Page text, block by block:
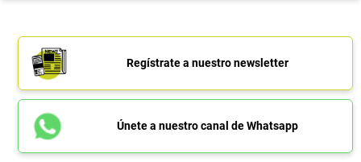
Regístrate a nuestro newsletter
Únete a nuestro canal de Whatsapp